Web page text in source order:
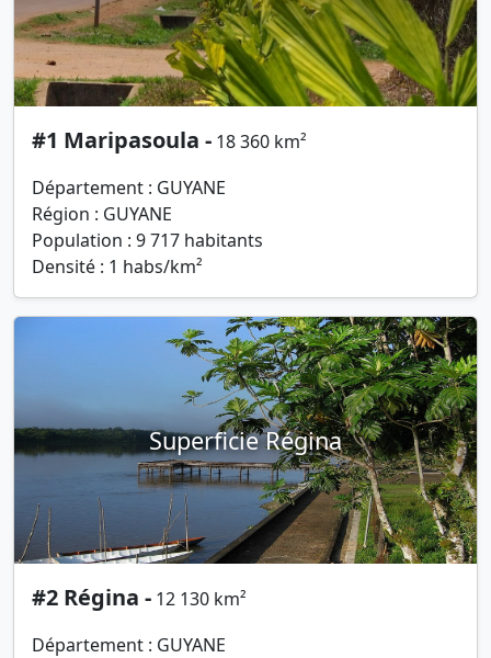
#1 Maripasoula - 18 360 km²
Département : GUYANE
Région : GUYANE
Population : 9 717 habitants
Densité : 1 habs/km²
Superficie Régina
#2 Régina - 12 130 km²
Département : GUYANE